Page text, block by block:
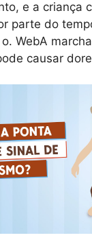
e a criança
parte do
WebA
causar